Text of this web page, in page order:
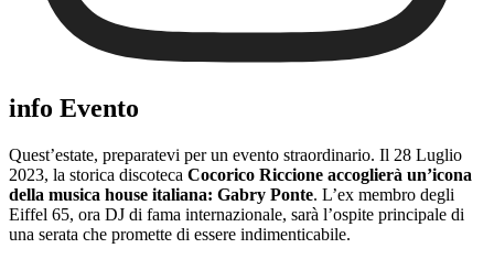
info Evento
Quest’estate, preparatevi per un evento straordinario. Il 28 Luglio
2023, la storica discoteca Cocorico Riccione accoglierà un’icona
della musica house italiana: Gabry Ponte. L’ex membro degli
Eiffel 65, ora DJ di fama internazionale, sarà l’ospite principale di
una serata che promette di essere indimenticabile.